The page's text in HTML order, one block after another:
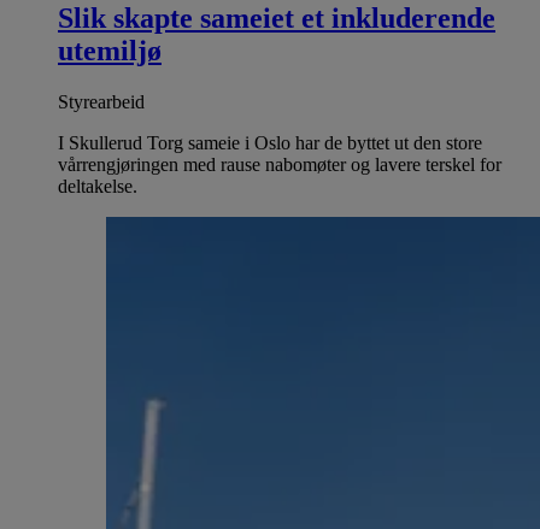
Slik skapte sameiet et inkluderende
utemiljø
Styrearbeid
I Skullerud Torg sameie i Oslo har de byttet ut den store
vårrengjøringen med rause nabomøter og lavere terskel for
deltakelse.